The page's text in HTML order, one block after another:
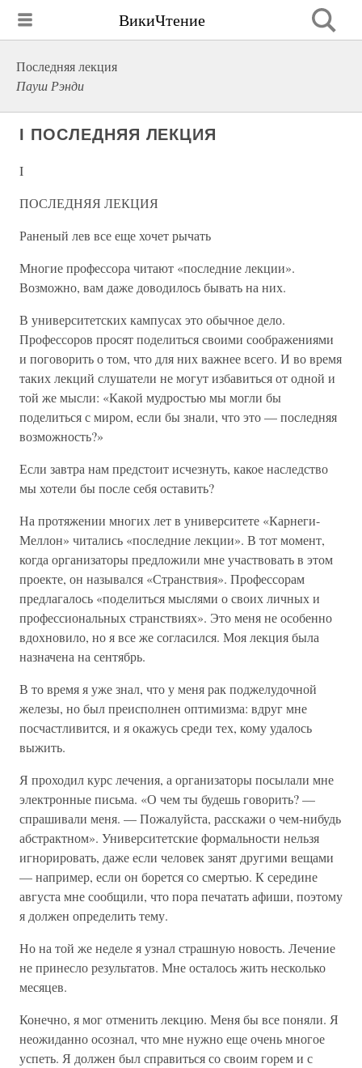
ВикиЧтение
Последняя лекция
Пауш Рэнди
I ПОСЛЕДНЯЯ ЛЕКЦИЯ
I
ПОСЛЕДНЯЯ ЛЕКЦИЯ
Раненый лев все еще хочет рычать
Многие профессора читают «последние лекции».
Возможно, вам даже доводилось бывать на них.
В университетских кампусах это обычное дело.
Профессоров просят поделиться своими соображениями
и поговорить о том, что для них важнее всего. И во время
таких лекций слушатели не могут избавиться от одной и
той же мысли: «Какой мудростью мы могли бы
поделиться с миром, если бы знали, что это — последняя
возможность?»
Если завтра нам предстоит исчезнуть, какое наследство
мы хотели бы после себя оставить?
На протяжении многих лет в университете «Карнеги-
Меллон» читались «последние лекции». В тот момент,
когда организаторы предложили мне участвовать в этом
проекте, он назывался «Странствия». Профессорам
предлагалось «поделиться мыслями о своих личных и
профессиональных странствиях». Это меня не особенно
вдохновило, но я все же согласился. Моя лекция была
назначена на сентябрь.
В то время я уже знал, что у меня рак поджелудочной
железы, но был преисполнен оптимизма: вдруг мне
посчастливится, и я окажусь среди тех, кому удалось
выжить.
Я проходил курс лечения, а организаторы посылали мне
электронные письма. «О чем ты будешь говорить? —
спрашивали меня. — Пожалуйста, расскажи о чем-нибудь
абстрактном». Университетские формальности нельзя
игнорировать, даже если человек занят другими вещами
— например, если он борется со смертью. К середине
августа мне сообщили, что пора печатать афиши, поэтому
я должен определить тему.
Но на той же неделе я узнал страшную новость. Лечение
не принесло результатов. Мне осталось жить несколько
месяцев.
Конечно, я мог отменить лекцию. Меня бы все поняли. Я
неожиданно осознал, что мне нужно еще очень многое
успеть. Я должен был справиться со своим горем и с